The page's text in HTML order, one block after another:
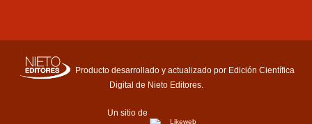
Producto desarrollado y actualizado por Edición Científica
Digital de Nieto Editores.
Un sitio de